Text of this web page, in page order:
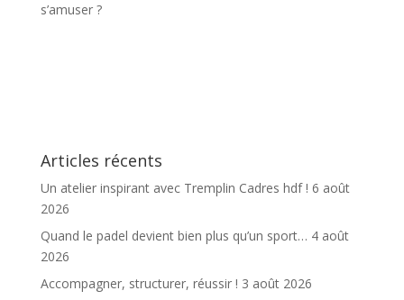
s’amuser ?
Articles récents
Un atelier inspirant avec Tremplin Cadres hdf ! 6 août
2026
Quand le padel devient bien plus qu’un sport… 4 août
2026
Accompagner, structurer, réussir ! 3 août 2026